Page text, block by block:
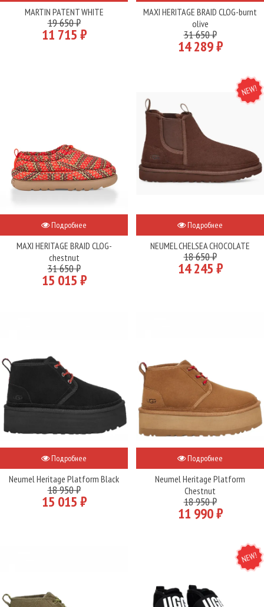
MARTIN PATENT WHITE
19 650 ₽
11 715 ₽
MAXI HERITAGE BRAID CLOG-burnt
olive
31 650 ₽
14 289 ₽
Подробнее
MAXI HERITAGE BRAID CLOG-
chestnut
31 650 ₽
15 015 ₽
NEW
Подробнее
NEUMEL CHELSEA CHOCOLATE
18 650 ₽
14 245 ₽
Подробнее
Neumel Heritage Platform Black
18 950 ₽
15 015 ₽
Подробнее
Neumel Heritage Platform
Chestnut
18 950 ₽
11 990 ₽
NEW